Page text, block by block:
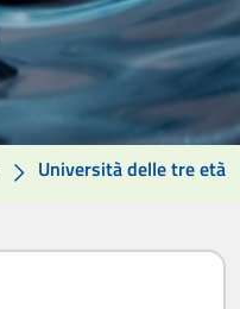
Università delle tre età